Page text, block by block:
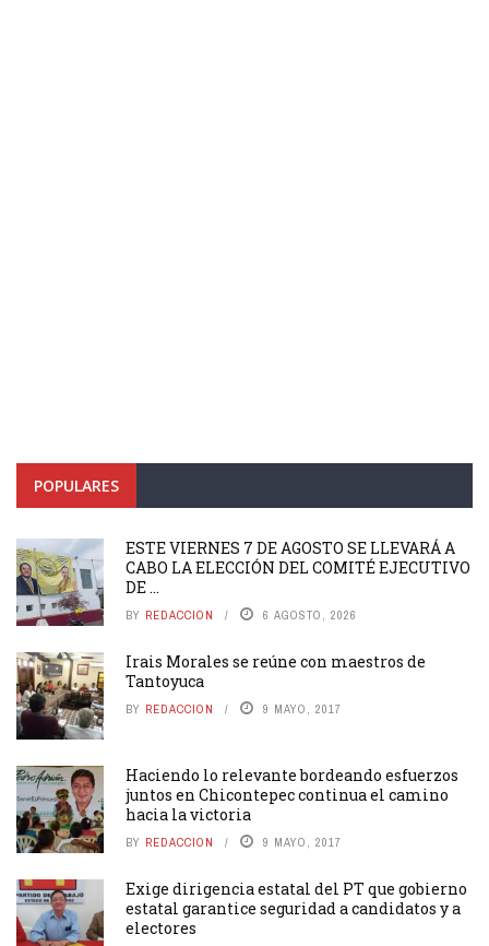
POPULARES
ESTE VIERNES 7 DE AGOSTO SE LLEVARÁ A
CABO LA ELECCIÓN DEL COMITÉ EJECUTIVO
DE ...
BY REDACCION 6 AGOSTO, 2026
Irais Morales se reúne con maestros de
Tantoyuca
BY REDACCION 9 MAYO, 2017
Haciendo lo relevante bordeando esfuerzos
juntos en Chicontepec continua el camino
hacia la victoria
BY REDACCION 9 MAYO, 2017
Exige dirigencia estatal del PT que gobierno
estatal garantice seguridad a candidatos y a
electores